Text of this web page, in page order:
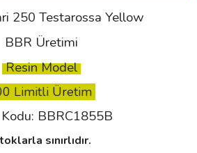
250 Testarossa Yellow
BBR Üretimi
Resin Model
Limitli Üretim
BBRC1855B
sınırlıdır.